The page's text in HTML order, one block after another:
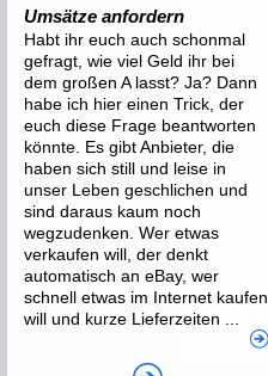
Umsätze anfordern
Habt ihr euch auch schonmal
gefragt, wie viel Geld ihr bei
dem großen A lasst? Ja? Dann
habe ich hier einen Trick, der
euch diese Frage beantworten
könnte. Es gibt Anbieter, die
haben sich still und leise in
unser Leben geschlichen und
sind daraus kaum noch
wegzudenken. Wer etwas
verkaufen will, der denkt
automatisch an eBay, wer
schnell etwas im Internet kaufen
will und kurze Lieferzeiten ...